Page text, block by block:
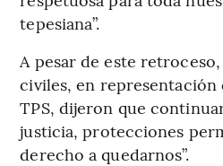
tepesiana”.
A pesar de este
civiles, en
TPS, dijeron que
justicia, protecciones
derecho a quedarnos”.